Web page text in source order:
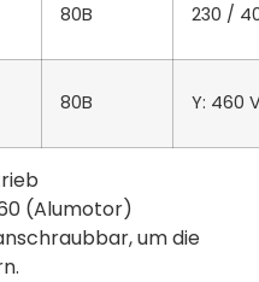
80B 230 /
80B Y: 460
(Alumotor)
um die